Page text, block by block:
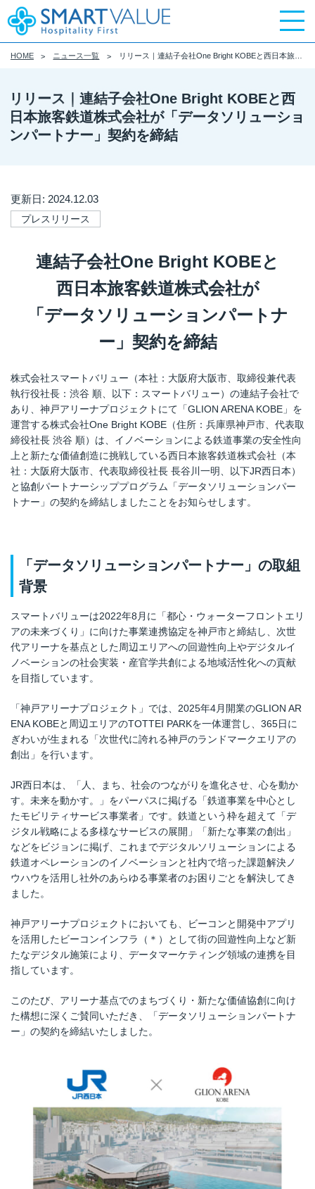
HOME ニュース一覧 リリース｜連結子会社One Bright KOBEと西日本旅客鉄道株式会社が「データソリューションパートナー」契約を締結
リリース｜連結子会社One Bright KOBEと西
日本旅客鉄道株式会社が「データソリューショ
ンパートナー」契約を締結
更新日: 2024.12.03
プレスリリース
連結子会社One Bright KOBEと
西日本旅客鉄道株式会社が
「データソリューションパートナ
ー」契約を締結
株式会社スマートバリュー（本社：大阪府大阪市、取締役兼代表
執行役社長：渋谷 順、以下：スマートバリュー）の連結子会社で
あり、神戸アリーナプロジェクトにて「GLION ARENA KOBE」を
運営する株式会社One Bright KOBE（住所：兵庫県神戸市、代表取
締役社長 渋谷 順）は、イノベーションによる鉄道事業の安全性向
上と新たな価値創造に挑戦している西日本旅客鉄道株式会社（本
社：大阪府大阪市、代表取締役社長 長谷川一明、以下JR西日本）
と協創パートナーシッププログラム「データソリューションパー
トナー」の契約を締結しましたことをお知らせします。
「データソリューションパートナー」の取組
背景
スマートバリューは2022年8月に「都心・ウォーターフロントエリ
アの未来づくり」に向けた事業連携協定を神戸市と締結し、次世
代アリーナを基点とした周辺エリアへの回遊性向上やデジタルイ
ノベーションの社会実装・産官学共創による地域活性化への貢献
を目指しています。
「神戸アリーナプロジェクト」では、2025年4月開業のGLION AR
ENA KOBEと周辺エリアのTOTTEI PARKを一体運営し、365日に
ぎわいが生まれる「次世代に誇れる神戸のランドマークエリアの
創出」を行います。
JR西日本は、「人、まち、社会のつながりを進化させ、心を動か
す。未来を動かす。」をパーパスに掲げる「鉄道事業を中心とし
たモビリティサービス事業者」です。鉄道という枠を超えて「デ
ジタル戦略による多様なサービスの展開」「新たな事業の創出」
などをビジョンに掲げ、これまでデジタルソリューションによる
鉄道オペレーションのイノベーションと社内で培った課題解決ノ
ウハウを活用し社外のあらゆる事業者のお困りごとを解決してき
ました。
神戸アリーナプロジェクトにおいても、ビーコンと開発中アプリ
を活用したビーコンインフラ（＊）として街の回遊性向上など新
たなデジタル施策により、データマーケティング領域の連携を目
指しています。
このたび、アリーナ基点でのまちづくり・新たな価値協創に向け
た構想に深くご賛同いただき、「データソリューションパートナ
ー」の契約を締結いたしました。